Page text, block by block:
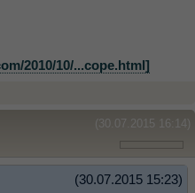
2010/10/...cope.html]
(30.07.2015 16:14)
(30.07.2015 15:23)